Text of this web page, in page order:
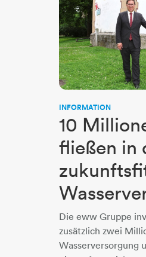
INFORMATION
10
fließen in
Die eww Gruppe
zusätzlich zwei
Wasserversorgung